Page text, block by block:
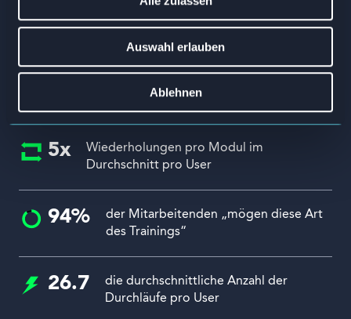
Auswahl erlauben
Ablehnen
5x
Wiederholungen pro Modul im
Durchschnitt pro User
94%
der Mitarbeitenden „mögen diese Art
des Trainings“
26.7
die durchschnittliche Anzahl der
Durchläufe pro User